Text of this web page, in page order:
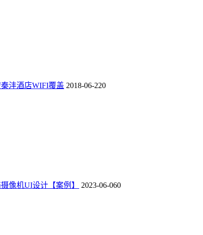
沣酒店WIFI覆盖 2018-06-220
摄像机UI设计【案例】 2023-06-060